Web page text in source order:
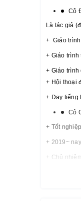
Cô
Là tác giả
+ Giáo
+ Giáo
+ Giáo trình
+ Hội thoại
+ Dạy tiếng
Cô
+ Tốt
+ 2019~ nay
+ Chủ